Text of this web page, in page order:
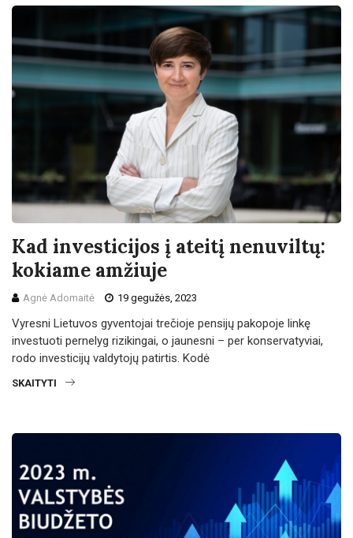
Kad investicijos į ateitį nenuviltų:
kokiame amžiuje
Agnė Adomaitė 19 gegužės, 2023
Vyresni Lietuvos gyventojai trečioje pensijų pakopoje linkę
investuoti pernelyg rizikingai, o jaunesni – per konservatyviai,
rodo investicijų valdytojų patirtis. Kodė
SKAITYTI